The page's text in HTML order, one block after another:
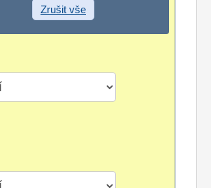
Zrušit vše